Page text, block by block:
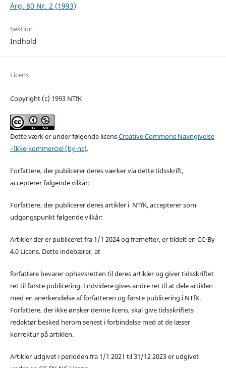
Årg. 80 Nr. 2 (1993)
Sektion
Indhold
Licens
Copyright (c) 1993 NTfK
Dette værk er under følgende licensCreative Commons Navngivelse
–Ikke-kommerciel (by-nc).
Forfattere, der publicerer deres værker via dette tidsskrift,
accepterer følgende vilkår:
Forfattere, der publicerer deres artikler i NTfK, accepterer som
udgangspunkt følgende vilkår:
Artikler der er publiceret fra 1/1 2024 og fremefter, er tildelt en CC-By
4.0 Licens. Dette indebærer, at
forfattere bevarer ophavsretten til deres artikler og giver tidsskriftet
ret til første publicering. Endvidere gives andre ret til at dele artiklen
med en anerkendelse af forfatteren og første publicering i NTfK.
Forfattere, der ikke ønsker denne licens, skal give tidsskriftets
redaktør besked herom senest i forbindelse med at de læser
korrektur på artiklen.
Artikler udgivet i perioden fra 1/1 2021 til 31/12 2023 er udgivet